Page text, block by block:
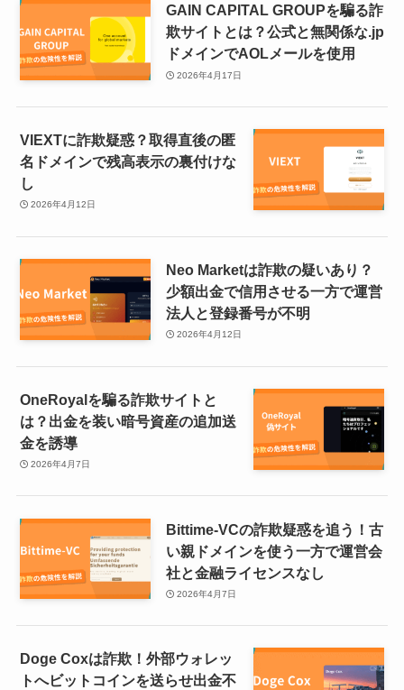
GAIN CAPITAL GROUPを騙る詐
欺サイトとは？公式と無関係な.jp
ドメインでAOLメールを使用
2026年4月17日
VIEXTに詐欺疑惑？取得直後の匿
名ドメインで残高表示の裏付けな
し
2026年4月12日
Neo Marketは詐欺の疑いあり？
少額出金で信用させる一方で運営
法人と登録番号が不明
2026年4月12日
OneRoyalを騙る詐欺サイトと
は？出金を装い暗号資産の追加送
金を誘導
2026年4月7日
Bittime-VCの詐欺疑惑を追う！古
い親ドメインを使う一方で運営会
社と金融ライセンスなし
2026年4月7日
Doge Coxは詐欺！外部ウォレッ
トへビットコインを送らせ出金不